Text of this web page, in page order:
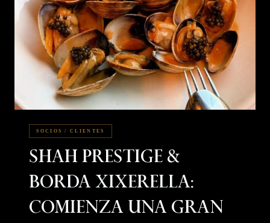
SOCIOS / CLIENTES
Shah Prestige &
Borda Xixerella:
Comienza Una Gran